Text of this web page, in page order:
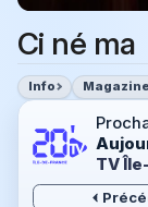
Ci né ma
Info
TV